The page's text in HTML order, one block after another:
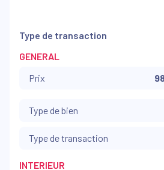
Type de transaction
GENERAL
Prix
Type de bien
Type de transaction
INTERIEUR